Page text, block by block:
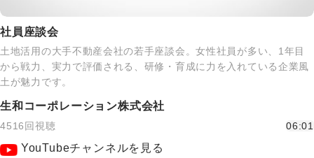
社員座談会
土地活用の大手不動産会社の若手座談会。女性社員が多い、1年目
から戦力、実力で評価される、研修・育成に力を入れている企業風
土が魅力です。
生和コーポレーション株式会社
4516回視聴 06:01
YouTubeチャンネルを見る